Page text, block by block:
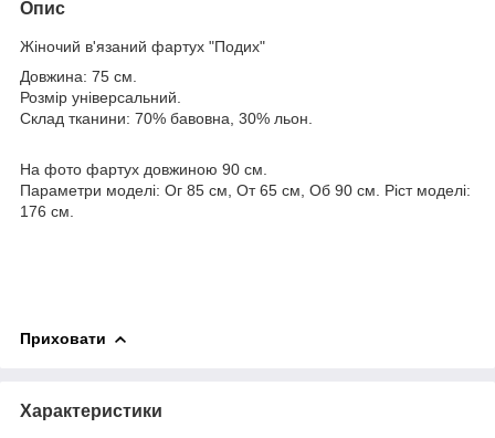
Опис
Жіночий в'язаний фартух "Подих"
Довжина: 75 см.
Розмір універсальний.
Склад тканини: 70% бавовна, 30% льон.
На фото фартух довжиною 90 см.
Параметри моделі: Ог 85 см, От 65 см, Об 90 см. Ріст моделі:
176 см.
Приховати
Характеристики